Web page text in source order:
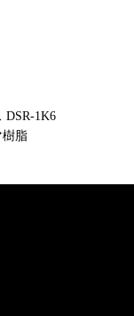
DSR-1K6
樹脂